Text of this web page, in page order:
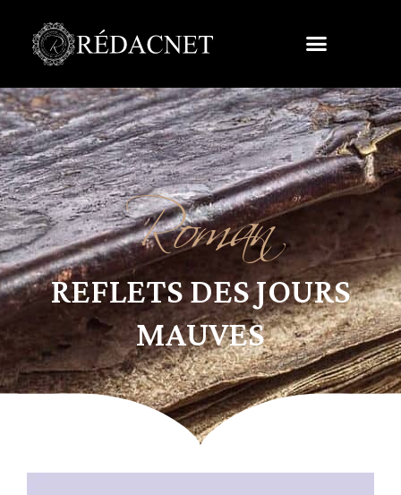
Roman
REFLETS DES JOURS
MAUVES